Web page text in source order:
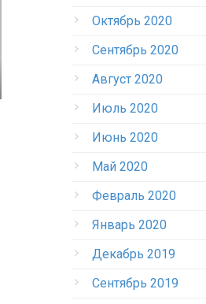
Октябрь 2020
Сентябрь 2020
Август 2020
Июль 2020
Июнь 2020
Май 2020
Февраль 2020
Январь 2020
Декабрь 2019
Сентябрь 2019